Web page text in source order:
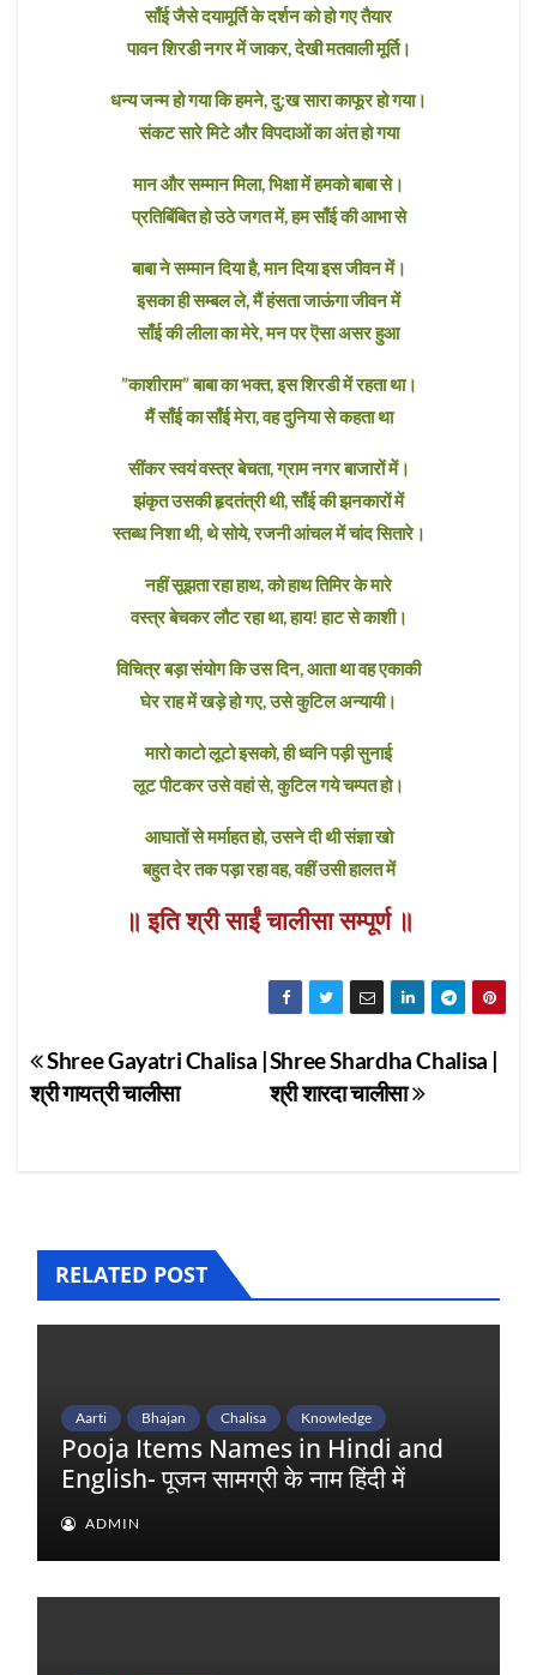
साँई जैसे दयामूर्ति के दर्शन को हो गए तैयार
पावन शिरडी नगर में जाकर, देखी मतवाली मूर्ति।
धन्य जन्म हो गया कि हमने, दु:ख सारा काफूर हो गया।
संकट सारे मिटे और विपदाओं का अंत हो गया
मान और सम्मान मिला, भिक्षा में हमको बाबा से।
प्रतिबिंबित हो उठे जगत में, हम साँई की आभा से
बाबा ने सम्मान दिया है, मान दिया इस जीवन में।
इसका ही सम्बल ले, मैं हंसता जाऊंगा जीवन में
साँई की लीला का मेरे, मन पर ऎसा असर हुआ
”काशीराम” बाबा का भक्त, इस शिरडी में रहता था।
मैं साँई का साँई मेरा, वह दुनिया से कहता था
सींकर स्वयं वस्त्र बेचता, ग्राम नगर बाजारों में।
झंकृत उसकी हृदतंत्री थी, साँई की झनकारों में
स्तब्ध निशा थी, थे सोये, रजनी आंचल में चांद सितारे।
नहीं सूझता रहा हाथ, को हाथ तिमिर के मारे
वस्त्र बेचकर लौट रहा था, हाय! हाट से काशी।
विचित्र बड़ा संयोग कि उस दिन, आता था वह एकाकी
घेर राह में खड़े हो गए, उसे कुटिल अन्यायी।
मारो काटो लूटो इसको, ही ध्वनि पड़ी सुनाई
लूट पीटकर उसे वहां से, कुटिल गये चम्पत हो।
आघातों से मर्माहत हो, उसने दी थी संज्ञा खो
बहुत देर तक पड़ा रहा वह, वहीं उसी हालत में
॥ इति श्री साईं चालीसा सम्पूर्ण ॥
Post
navigation
Shree Shardha Chalisa |
श्री शारदा चालीसा
Shree Gayatri Chalisa |
श्री गायत्री चालीसा
RELATED POST
Aarti Bhajan Chalisa Knowledge
Pooja Items Names in Hindi and
English- पूजन सामग्री के नाम हिंदी में
ADMIN